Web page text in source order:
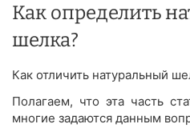
Как определить
шелка?
Как отличить натуральный
Полагаем, что эта часть
многие задаются данным